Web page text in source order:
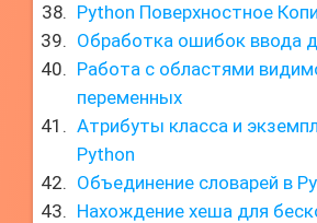
Python Поверхностное
Обработка ошибок ввода
Работа с областями
переменных
Атрибуты класса и
Python
Объединение словарей в
Нахождение хеша для